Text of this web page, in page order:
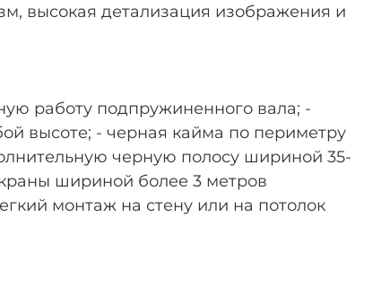
высокая детализация изображения и
работу подпружиненного вала; -
высоте; - черная кайма по периметру
черную полосу шириной 35-
шириной более 3 метров
монтаж на стену или на потолок